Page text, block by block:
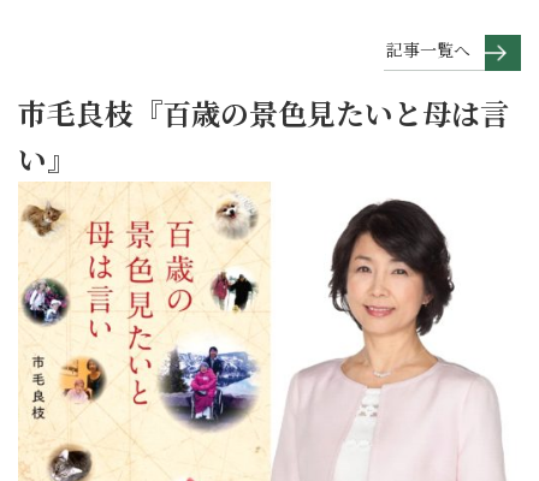
記事一覧へ
市毛良枝『百歳の景色見たいと母は言
い』